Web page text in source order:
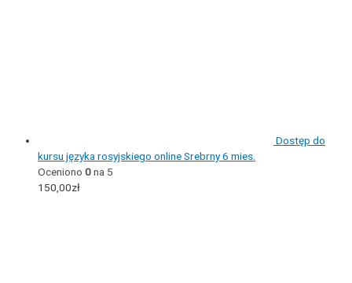
Dostęp do
kursu języka rosyjskiego online Srebrny 6 mies.
Oceniono 0na 5
150,00zł